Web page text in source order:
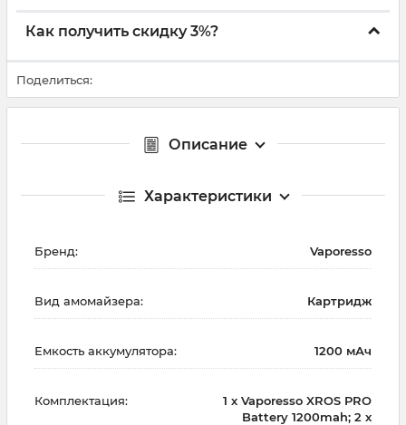
Как получить скидку 3%?
Поделиться:
Описание
Характеристики
Бренд: Vaporesso
Вид амомайзера: Картридж
Емкость аккумулятора: 1200 мАч
Комплектация:
1 х Vaporesso XROS PRO
Battery 1200mah; 2 х